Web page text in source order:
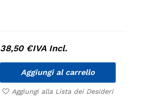
38,50 €IVA Incl.
Aggiungi al carrello
Aggiungi alla Lista dei Desideri